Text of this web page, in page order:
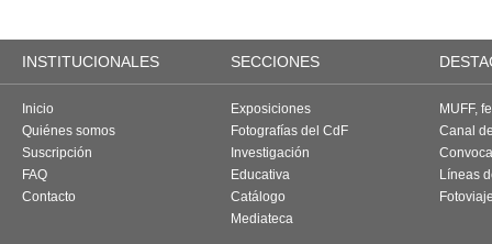
INSTITUCIONALES SECCIONES
Inicio
Quiénes somos
Suscripción
FAQ
Contacto
Exposiciones
Fotografías del CdF
Investigación
Educativa
Catálogo
Mediateca
MUFF,
Canal
Líneas